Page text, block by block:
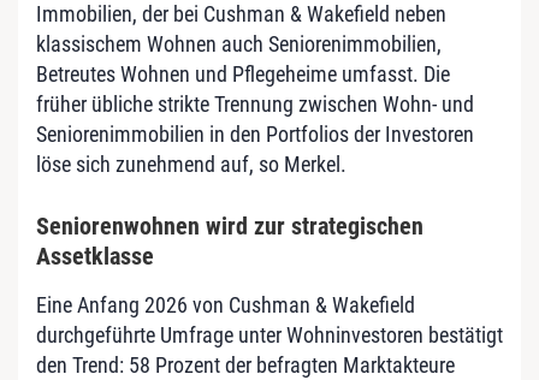
Immobilien, der bei Cushman & Wakefield neben
klassischem Wohnen auch Seniorenimmobilien,
Betreutes Wohnen und Pflegeheime umfasst. Die
früher übliche strikte Trennung zwischen Wohn- und
Seniorenimmobilien in den Portfolios der Investoren
löse sich zunehmend auf, so Merkel.
Seniorenwohnen wird zur strategischen
Assetklasse
Eine Anfang 2026 von Cushman & Wakefield
durchgeführte Umfrage unter Wohninvestoren bestätigt
den Trend: 58 Prozent der befragten Marktakteure